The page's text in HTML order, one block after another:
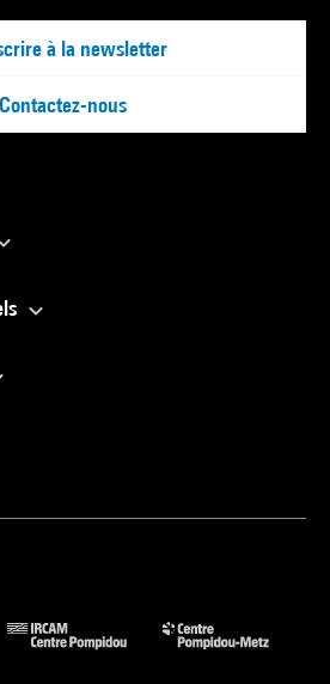
p. 100) . N° isbn 979-1-0370-
à la newsletter
Contactez-nous